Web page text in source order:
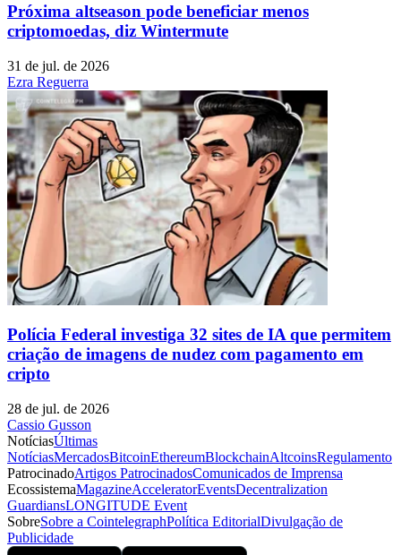
Próxima altseason pode beneficiar menos
criptomoedas, diz Wintermute
31 de jul. de 2026
Ezra Reguerra
Polícia Federal investiga 32 sites de IA que permitem
criação de imagens de nudez com pagamento em
cripto
28 de jul. de 2026
Cassio Gusson
NotíciasÚltimas
NotíciasMercadosBitcoinEthereumBlockchainAltcoinsRegulamento
PatrocinadoArtigos PatrocinadosComunicados de Imprensa
EcossistemaMagazineAcceleratorEventsDecentralization
GuardiansLONGITUDE Event
SobreSobre a CointelegraphPolítica EditorialDivulgação de
Publicidade